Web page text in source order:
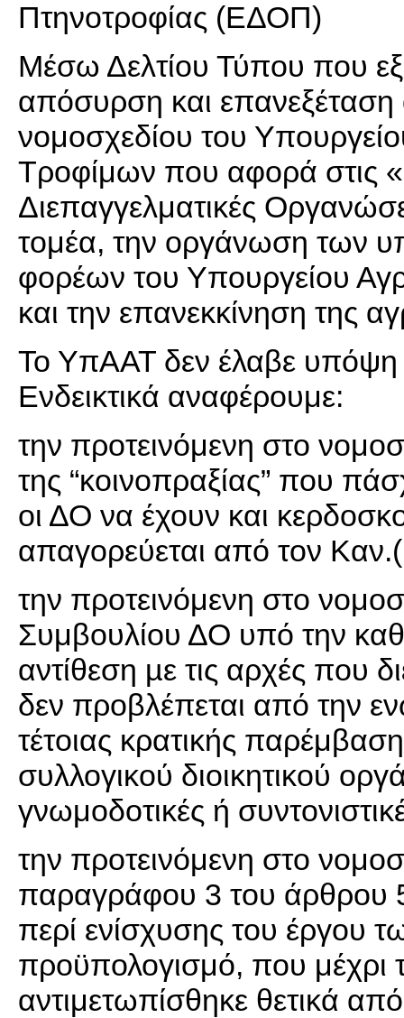
Πτηνοτροφίας (ΕΔΟΠ)
Μέσω Δελτίου Τύπου που
απόσυρση και
νομοσχεδίου του
Τροφίμων που αφορά στις
Διεπαγγελματικές
τομέα, την οργάνωση των
φορέων του Υπουργείου
και την επανεκκίνηση της
Το ΥπΑΑΤ δεν έλαβε υπόψη
Ενδεικτικά αναφέρουμε:
την προτεινόμενη στο
της “κοινοπραξίας” που
οι ΔΟ να έχουν και
απαγορεύεται από τον
την προτεινόμενη στο
Συμβουλίου ΔΟ υπό την
αντίθεση µε τις αρχές που
δεν προβλέπεται από την
τέτοιας κρατικής
συλλογικού διοικητικού
γνωμοδοτικές ή
την προτεινόμενη στο
παραγράφου 3 του άρθρου
περί ενίσχυσης του έργου
προϋπολογισμό, που μέχρι
αντιμετωπίσθηκε θετικά